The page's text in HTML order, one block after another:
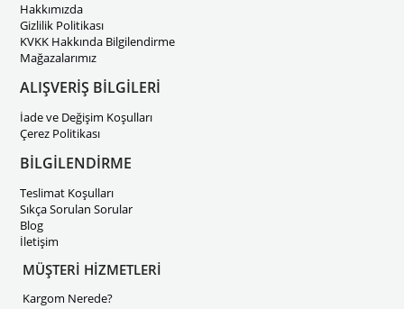
Hakkımızda
Gizlilik Politikası
KVKK Hakkında Bilgilendirme
Mağazalarımız
ALIŞVERİŞ BİLGİLERİ
İade ve Değişim Koşulları
Çerez Politikası
BİLGİLENDİRME
Teslimat Koşulları
Sıkça Sorulan Sorular
Blog
İletişim
MÜŞTERİ HİZMETLERİ
Kargom Nerede?